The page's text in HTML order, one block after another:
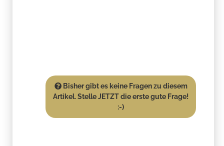
Bisher gibt es keine Fragen zu diesem
Artikel. Stelle JETZT die erste gute Frage!
:-)